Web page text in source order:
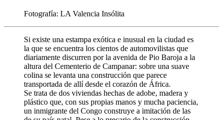
Fotografía: LA Valencia Insólita
Si existe una estampa exótica e inusual en la ciudad es
la que se encuentra los cientos de automovilistas que
diariamente discurren por la avenida de Pio Baroja a la
altura del Cementerio de Campanar: sobre una suave
colina se levanta una construcción que parece
transportada de allí desde el corazón de África.
Se trata de dos viviendas hechas de adobe, madera y
plástico que, con sus propias manos y mucha paciencia,
un inmigrante del Congo construye a imitación de las